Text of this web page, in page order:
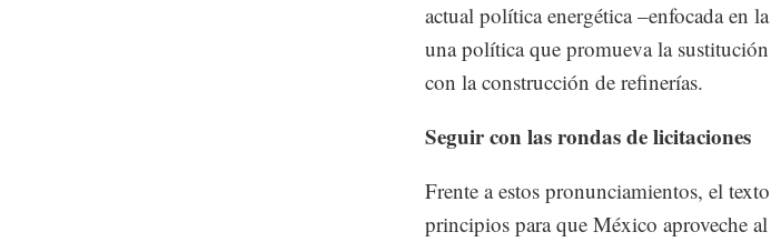
actual política energética –enfocada
una política que promueva la
con la construcción de refinerías.
Seguir con las rondas de licitaciones
Frente a estos pronunciamientos, el
principios para que México aproveche